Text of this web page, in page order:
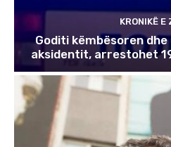
KRONIKË E
Goditi këmbësoren
aksidentit, arrestohet